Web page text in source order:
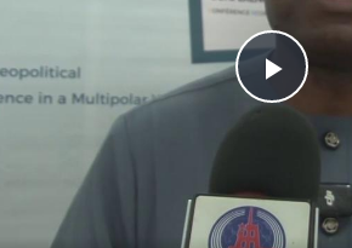
Play
Video